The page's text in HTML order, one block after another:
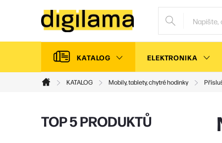
KATALOG ELEKTRONIKA
Domů
KATALOG Mobily, tablety, chytré hodinky
P
TOP 5 PRODUKTŮ